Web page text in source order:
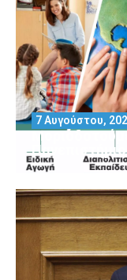
7 Αυγούστου,